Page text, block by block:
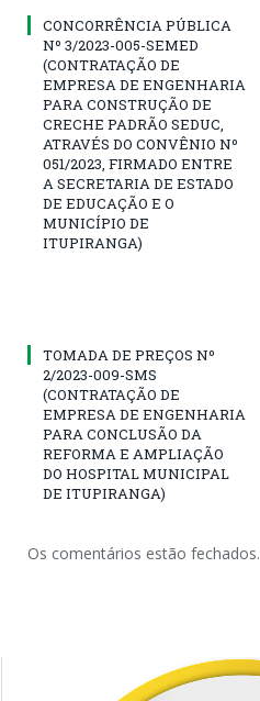
CONCORRÊNCIA PÚBLICA
Nº 3/2023-005-SEMED
(CONTRATAÇÃO DE
EMPRESA DE ENGENHARIA
PARA CONSTRUÇÃO DE
CRECHE PADRÃO SEDUC,
ATRAVÉS DO CONVÊNIO Nº
051/2023, FIRMADO ENTRE
A SECRETARIA DE ESTADO
DE EDUCAÇÃO E O
MUNICÍPIO DE
ITUPIRANGA)
TOMADA DE PREÇOS Nº
2/2023-009-SMS
(CONTRATAÇÃO DE
EMPRESA DE ENGENHARIA
PARA CONCLUSÃO DA
REFORMA E AMPLIAÇÃO
DO HOSPITAL MUNICIPAL
DE ITUPIRANGA)
Os comentários estão fechados.